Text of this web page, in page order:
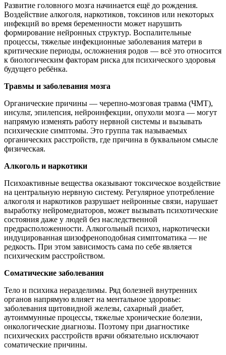
Развитие головного мозга начинается ещё до рождения.
Воздействие алкоголя, наркотиков, токсинов или некоторых
инфекций во время беременности может нарушить
формирование нейронных структур. Воспалительные
процессы, тяжелые инфекционные заболевания матери в
критические периоды, осложнения родов — всё это относится
к биологическим факторам риска для психического здоровья
будущего ребёнка.
Травмы и заболевания мозга
Органические причины — черепно-мозговая травма (ЧМТ),
инсульт, эпилепсия, нейроинфекции, опухоли мозга — могут
напрямую изменять работу нервной системы и вызывать
психические симптомы. Это группа так называемых
органических расстройств, где причина в буквальном смысле
физическая.
Алкоголь и наркотики
Психоактивные вещества оказывают токсическое воздействие
на центральную нервную систему. Регулярное употребление
алкоголя и наркотиков разрушает нейронные связи, нарушает
выработку нейромедиаторов, может вызывать психотические
состояния даже у людей без наследственной
предрасположенности. Алкогольный психоз, наркотически
индуцированная шизофреноподобная симптоматика — не
редкость. При этом зависимость сама по себе является
психическим расстройством.
Соматические заболевания
Тело и психика неразделимы. Ряд болезней внутренних
органов напрямую влияет на ментальное здоровье:
заболевания щитовидной железы, сахарный диабет,
аутоиммунные процессы, тяжелые хронические болезни,
онкологические диагнозы. Поэтому при диагностике
психических расстройств врачи обязательно исключают
соматические причины.